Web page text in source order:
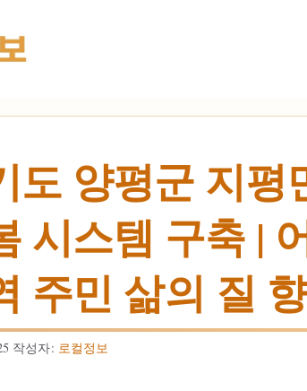
도 양평군 지
시스템 구축 |
주민 삶의 질
작성자: 로컬정보